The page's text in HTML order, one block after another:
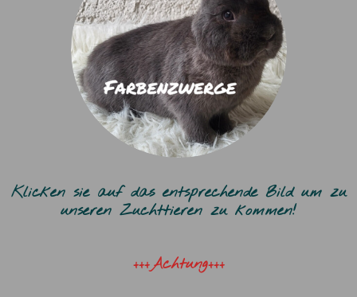
Klicken sie auf das entsprechende Bild um zu
unseren Zuchttieren zu kommen!
+++Achtung+++